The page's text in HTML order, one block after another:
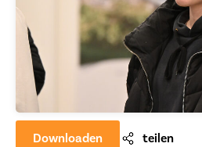
Downloaden teilen